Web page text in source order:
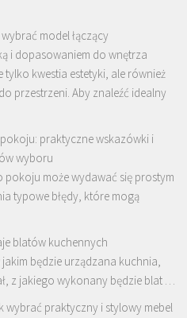
model łączący
i dopasowaniem do wnętrza
kwestia estetyki, ale również
przestrzeni. Aby znaleźć idealny
praktyczne wskazówki i
wyboru
może wydawać się prostym
typowe błędy, które mogą
blatów kuchennych
będzie urządzana kuchnia,
z jakiego wykonany będzie blat …
wybrać praktyczny i stylowy mebel